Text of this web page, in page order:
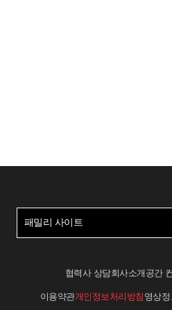
패밀리 사이트
협력사 상담회사소개 공간
이용약관개인정보처리방침 영상